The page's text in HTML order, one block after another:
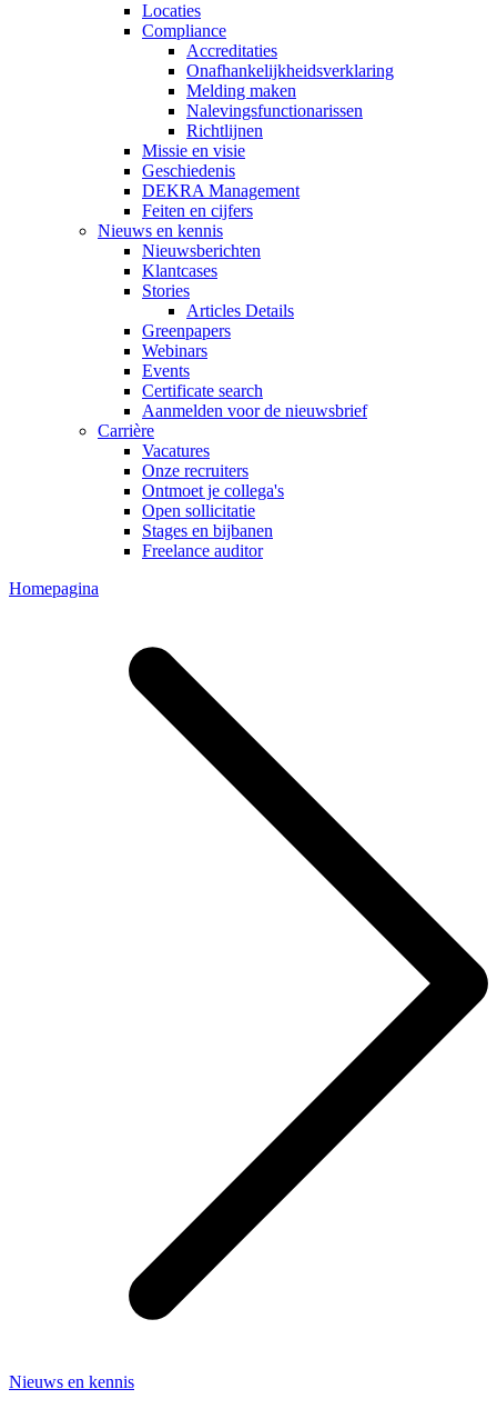
Locaties
Compliance
Accreditaties
Onafhankelijkheidsverklaring
Melding maken
Nalevingsfunctionarissen
Richtlijnen
Missie en visie
Geschiedenis
DEKRA Management
Feiten en cijfers
Nieuws en kennis
Nieuwsberichten
Klantcases
Stories
Articles Details
Greenpapers
Webinars
Events
Certificate search
Aanmelden voor de nieuwsbrief
Carrière
Vacatures
Onze recruiters
Ontmoet je collega's
Open sollicitatie
Stages en bijbanen
Freelance auditor
Homepagina
Nieuws en kennis